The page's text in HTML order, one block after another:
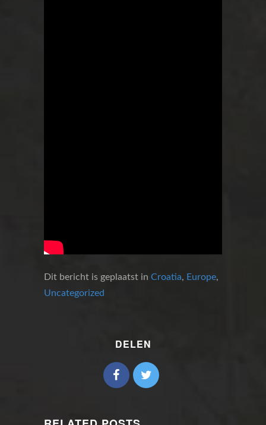
Dit bericht is geplaatst in Croatia, Europe,
Uncategorized
DELEN